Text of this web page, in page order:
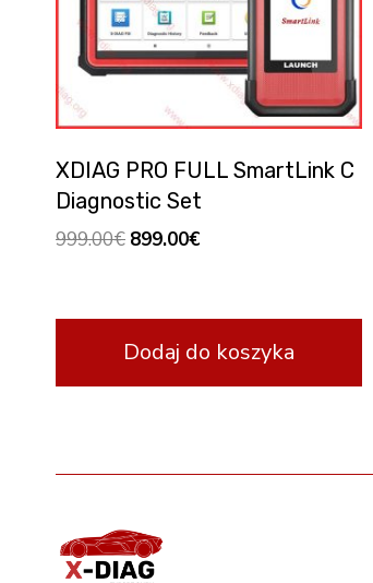
XDIAG PRO FULL SmartLink C
Diagnostic Set
999.00€ Original
999.00€.
899.00€Current
899.00€.
Dodaj do koszyka